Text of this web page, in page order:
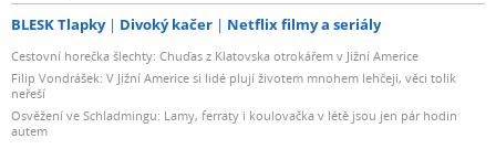
BLESK Tlapky Divoký kačer Netflix filmy a seriály
Cestovní horečka šlechty: Chuďas z Klatovska otrokářem v Jižní Americe
Filip Vondrášek: V Jižní Americe si lidé plují životem mnohem lehčeji, věci tolik
neřeší
Osvěžení ve Schladmingu: Lamy, ferraty i koulovačka v létě jsou jen pár hodin
autem